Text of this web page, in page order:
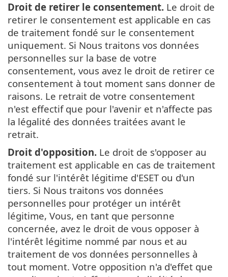
Droit de retirer le consentement. Le droit de
retirer le consentement est applicable en cas
de traitement fondé sur le consentement
uniquement. Si Nous traitons vos données
personnelles sur la base de votre
consentement, vous avez le droit de retirer ce
consentement à tout moment sans donner de
raisons. Le retrait de votre consentement
n'est effectif que pour l'avenir et n'affecte pas
la légalité des données traitées avant le
retrait.
Droit d'opposition. Le droit de s'opposer au
traitement est applicable en cas de traitement
fondé sur l'intérêt légitime d'ESET ou d'un
tiers. Si Nous traitons vos données
personnelles pour protéger un intérêt
légitime, Vous, en tant que personne
concernée, avez le droit de vous opposer à
l'intérêt légitime nommé par nous et au
traitement de vos données personnelles à
tout moment. Votre opposition n'a d'effet que